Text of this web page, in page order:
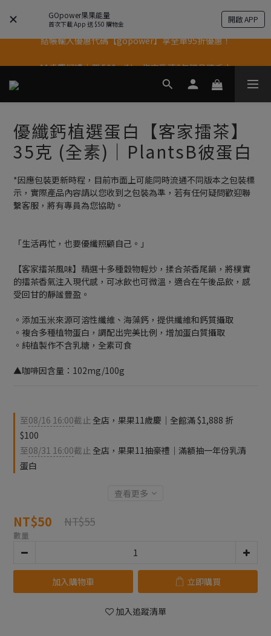
GOpower果果能量
首次下載 App 送 $50 購物金 開啟 APP
結帳輸入優惠代碼【gopower】享全單95折優惠！
果果11歲慶｜App 下單享 5% 購物金回饋
優纖鈣植選蛋白【客家擂茶】
35克 (全素)｜PlantsB彼蛋白
*因應包裝更新時程，目前市面上可能同時流通不同版本之包裝標
示，實際產品內容請以您收到之包裝為準，若有任何疑問歡迎聯
繫客服，將有專員為您協助。
「生活再忙，也要優纖照顧自己。」
【客家擂茶風味】精選十多種穀物輕炒，揉合茶香尾韻，將樸實
的擂茶香氣注入現代感，可冰飲也可微溫，適合在午後品飲，感
受回甘的靜謐豐盈。
。添加玉米來源可溶性纖維、海藻鈣，提供纖維和鈣質攝取
。複合多種植物蛋白，調配出完美比例，增加蛋白質攝取
。純植製作不含乳糖，全素可食
▲咖啡因含量：102mg/100g
至08/16 16:00截止 全店，果果11歲慶｜全館滿 $1,888 折
$100
至08/31 16:00截止 全店，果果11抽豪禮｜滿額抽一年份乳清
蛋白
查看更多
NT$50 NT$55
數量
加入購物車 立即購買
加入追蹤清單